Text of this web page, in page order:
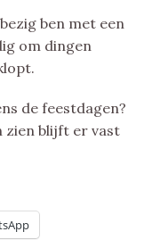
ben met een
om dingen
de feestdagen?
zien blijft er vast